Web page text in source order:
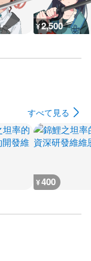
¥2,500
すべて見る
¥400